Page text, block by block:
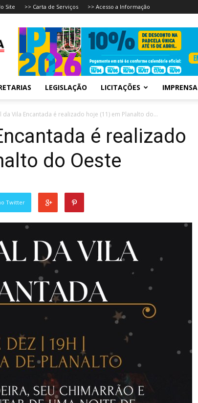
Site >> Carta de Serviços >> Acesso a Informação
LEGISLAÇÃO LICITAÇÕES IMPRENSA
da Vila Encantada é realizado hoje (11) em Planalto do...
é realizado
do Oeste
Twitter